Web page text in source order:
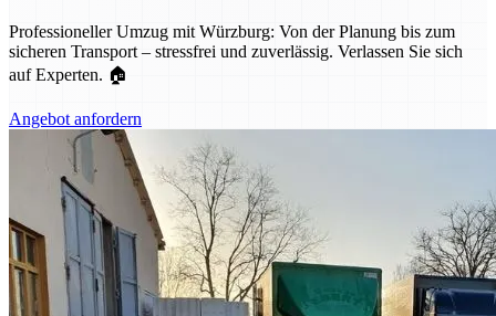
Professioneller Umzug mit Würzburg: Von der Planung bis zum
sicheren Transport – stressfrei und zuverlässig. Verlassen Sie sich
auf Experten. 🏠
Angebot anfordern